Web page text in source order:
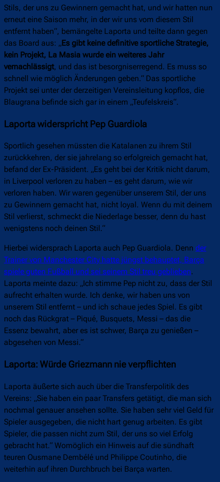
Stils, der uns zu Gewinnern gemacht hat, und wir hatten nun
erneut eine Saison mehr, in der wir uns vom diesem Stil
entfernt haben“, bemängelte Laporta und teilte dann gegen
das Board aus: „Es gibt keine definitive sportliche Strategie,
kein Projekt, La Masia wurde ein weiteres Jahr
vernachlässigt, und das ist besorgniserregend. Es muss so
schnell wie möglich Änderungen geben.“ Das sportliche
Projekt sei unter der derzeitigen Vereinsleitung kopflos, die
Blaugrana befinde sich gar in einem „Teufelskreis“.
Laporta widerspricht Pep Guardiola
Sportlich gesehen müssten die Katalanen zu ihrem Stil
zurückkehren, der sie jahrelang so erfolgreich gemacht hat,
befand der Ex-Präsident. „Es geht bei der Kritik nicht darum,
in Liverpool verloren zu haben – es geht darum, wie wir
verloren haben. Wir waren gegenüber unserem Stil, der uns
zu Gewinnern gemacht hat, nicht loyal. Wenn du mit deinem
Stil verlierst, schmeckt die Niederlage besser, denn du hast
wenigstens noch deinen Stil.“
Hierbei widersprach Laporta auch Pep Guardiola. Denn der
Trainer von Manchester City hatte jüngst behauptet, Barça
spiele guten Fußball und sei seinem Stil treu geblieben.
Laporta meinte dazu: „Ich stimme Pep nicht zu, dass der Stil
aufrecht erhalten wurde. Ich denke, wir haben uns von
unserem Stil entfernt – und ich schaue jedes Spiel. Es gibt
noch das Rückgrat – Piqué, Busquets, Messi – das die
Essenz bewahrt, aber es ist schwer, Barça zu genießen –
abgesehen von Messi.“
Laporta: Würde Griezmann nie verpflichten
Laporta äußerte sich auch über die Transferpolitik des
Vereins: „Sie haben ein paar Transfers getätigt, die man sich
nochmal genauer ansehen sollte. Sie haben sehr viel Geld für
Spieler ausgegeben, die nicht hart genug arbeiten. Es gibt
Spieler, die passen nicht zum Stil, der uns so viel Erfolg
gebracht hat.“ Womöglich ein Hinweis auf die sündhaft
teuren Ousmane Dembélé und Philippe Coutinho, die
weiterhin auf ihren Durchbruch bei Barça warten.